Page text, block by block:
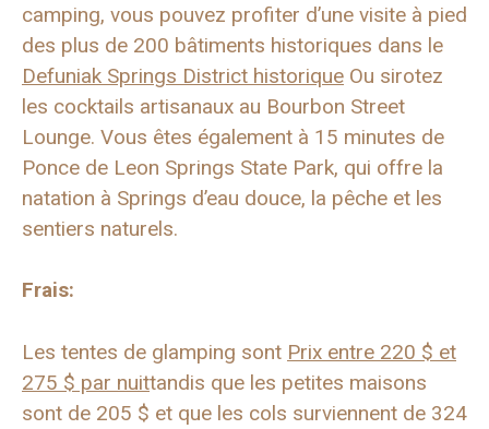
camping, vous pouvez profiter d’une visite à pied
des plus de 200 bâtiments historiques dans le
Defuniak Springs District historique Ou sirotez
les cocktails artisanaux au Bourbon Street
Lounge. Vous êtes également à 15 minutes de
Ponce de Leon Springs State Park, qui offre la
natation à Springs d’eau douce, la pêche et les
sentiers naturels.
Frais:
Les tentes de glamping sont Prix ​​entre 220 $ et
275 $ par nuittandis que les petites maisons
sont de 205 $ et que les cols surviennent de 324